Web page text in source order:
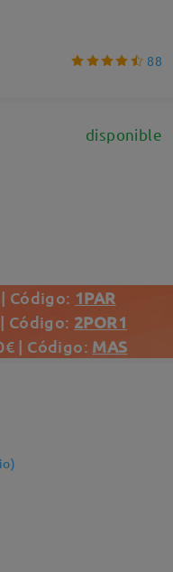
88
disponible
Código: 1PAR
Código: 2POR1
| Código: MAS
)